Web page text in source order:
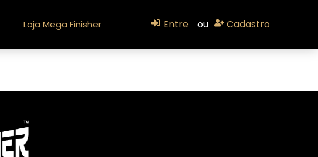
Loja Mega Finisher Entre ou Cadastro